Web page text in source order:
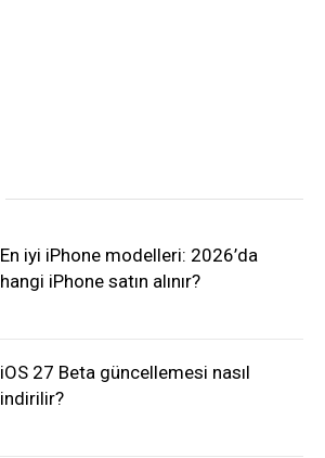
En iyi iPhone modelleri: 2026’da
hangi iPhone satın alınır?
iOS 27 Beta güncellemesi nasıl
indirilir?